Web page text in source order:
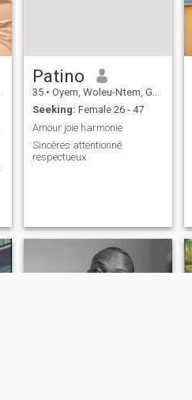
Patino
35 • Oyem, Woleu-Ntem, Gabon
Seeking: Female 26 - 47
Amour joie harmonie
Sincères attentionné
respectueux